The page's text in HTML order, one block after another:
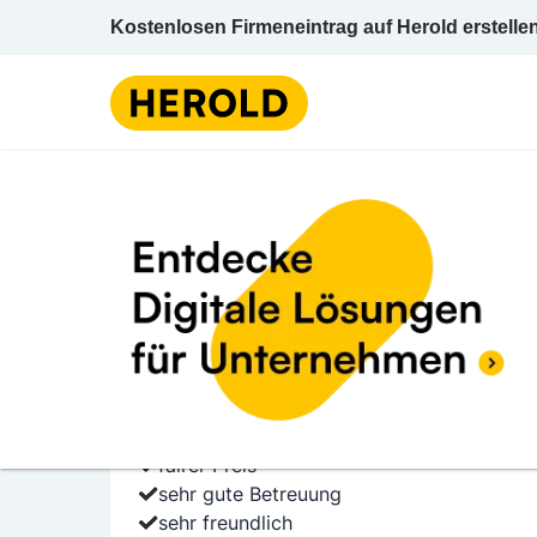
Kostenlosen Firmeneintrag auf Herold
Lüftungsanlagen u
5.0 (26) 26 BEWERTUNGENBEWERTUNG
L.M.R. Lüftung/
Eßlinger Hauptstraße 78/314 1220 Wien
Lüftungsanlagen u -technik
fairer Preis
sehr gute Betreuung
sehr freundlich